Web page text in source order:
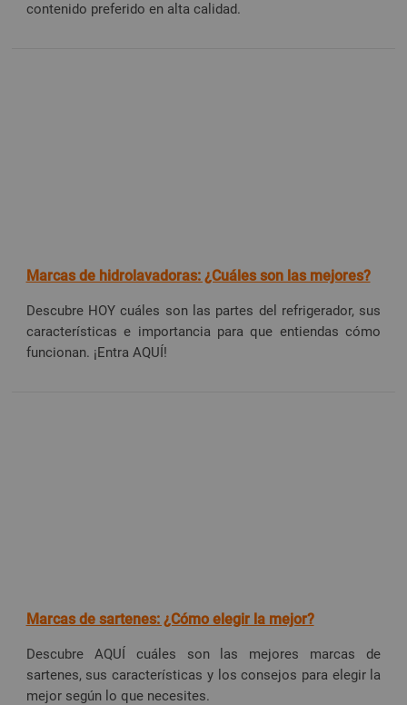
contenido preferido en alta calidad.
Marcas de hidrolavadoras: ¿Cuáles son las mejores?
Descubre HOY cuáles son las partes del refrigerador, sus
características e importancia para que entiendas cómo
funcionan. ¡Entra AQUÍ!
Marcas de sartenes: ¿Cómo elegir la mejor?
Descubre AQUÍ cuáles son las mejores marcas de
sartenes, sus características y los consejos para elegir la
mejor según lo que necesites.